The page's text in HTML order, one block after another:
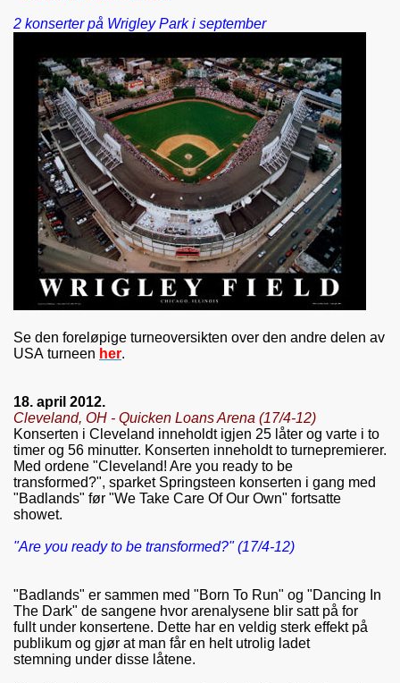
2 konserter på Wrigley Park i september
Se den foreløpige turneoversikten over den andre delen av
USA turneen her.
18. april 2012.
Cleveland, OH - Quicken Loans Arena (17/4-12)
Konserten i Cleveland inneholdt igjen 25 låter og varte i to
timer og 56 minutter. Konserten inneholdt to turnepremierer.
Med ordene "Cleveland! Are you ready to be
transformed?", sparket Springsteen konserten i gang med
"Badlands" før "We Take Care Of Our Own" fortsatte
showet.
"Are you ready to be transformed?" (17/4-12)
"Badlands" er sammen med "Born To Run" og "Dancing In
The Dark" de sangene hvor arenalysene blir satt på for
fullt under konsertene. Dette har en veldig sterk effekt på
publikum og gjør at man får en helt utrolig ladet
stemning under disse låtene.